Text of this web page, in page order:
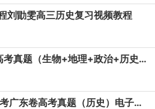
刘勖雯高三历史复习视频教程
2026年高考山东湖南卷高考真题（生物+地理+政治+历史）电子版下载
2026年高考广东卷高考真题（历史）电子版下载